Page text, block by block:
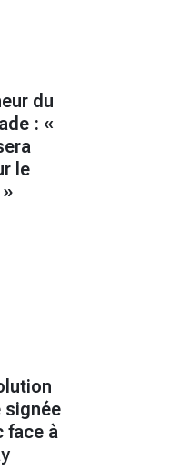
du
: «
le
face à